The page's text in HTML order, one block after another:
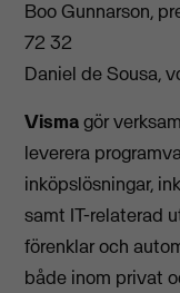
Boo Gunnarson,
72 32
Daniel de Sousa,
Vismagör
leverera
inköpslösningar,
samt IT-relaterad
förenklar och
både inom privat